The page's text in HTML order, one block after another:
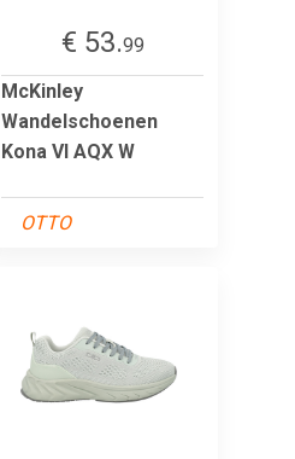
€ 53.99
McKinley
Wandelschoenen
Kona VI AQX W
OTTO